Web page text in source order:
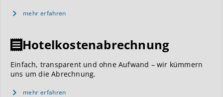
mehr erfahren
Hotelkostenabrechnung
Einfach, transparent und ohne Aufwand – wir kümmern
uns um die Abrechnung.
mehr erfahren